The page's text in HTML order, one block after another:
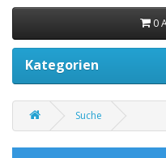
0
Kategorien
Suche